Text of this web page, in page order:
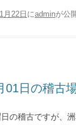
月22日 にadminが公
01日の稽古
の稽古ですが、